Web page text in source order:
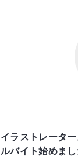
イラストレータ
ルバイト始めま